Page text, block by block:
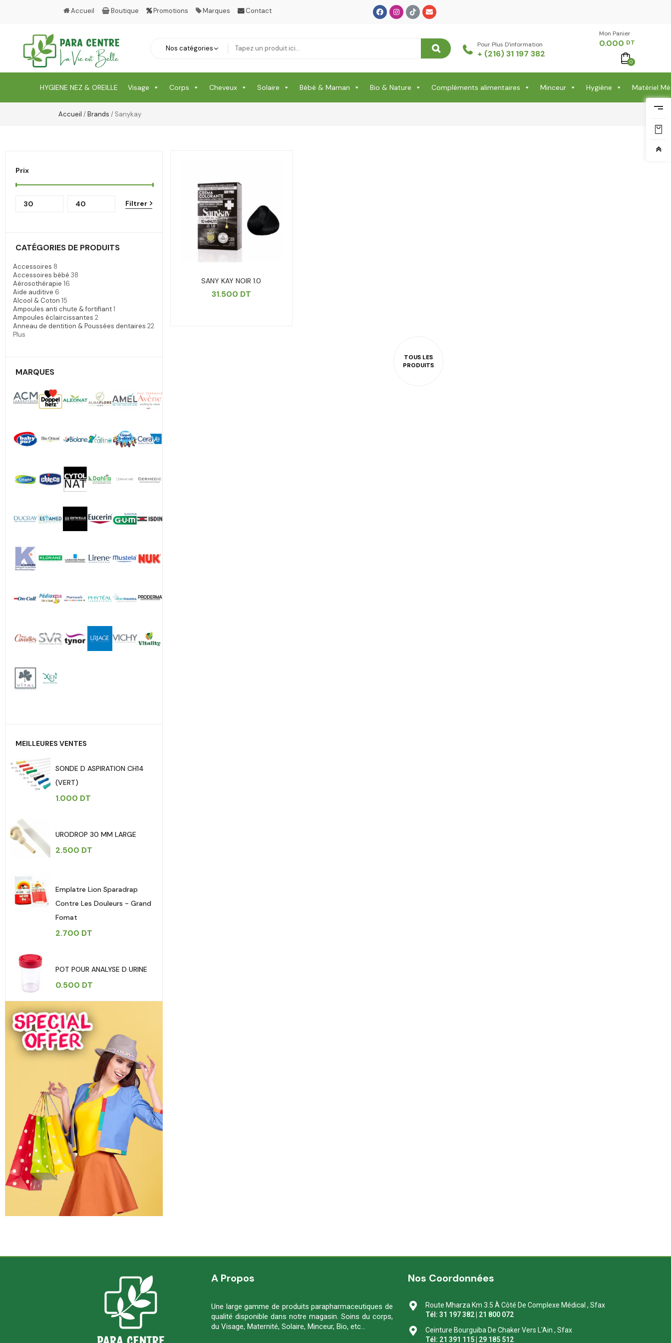
Accueil Boutique Promotions Marques Contact
Pour Plus D'information
+ (216) 31 197 382
Mon Panier -
0.000 DT
0
HYGIENE NEZ & OREILLE Visage Corps Cheveux Solaire Bébé & Maman Bio & Nature Compléments alimentaires Minceur Hygiène Matériel
Accueil /Brands / Sanykay
Prix
Filtrer
CATÉGORIES DE PRODUITS
Accessoires 8
Accessoires bébé 38
Aérosothérapie 16
Aide auditive 6
Alcool & Coton 15
Ampoules anti chute & fortifiant1
Ampoules éclaircissantes 2
Anneau de dentition & Poussées dentaires 22
Plus
MARQUES
MEILLEURES VENTES
SONDE D ASPIRATION CH14
(VERT)
1.000 DT
URODROP 30 MM LARGE
2.500 DT
Emplatre Lion Sparadrap
Contre Les Douleurs - Grand
Fomat
2.700 DT
POT POUR ANALYSE D URINE
0.500 DT
SANY KAY NOIR 1.0
31.500 DT
A Propos
Une large gamme de produits parapharmaceutiques de
qualité disponible dans notre magasin. Soins du corps,
du Visage, Maternité, Solaire, Minceur, Bio, etc…
Nos Coordonnées
Route Mharza Km 3.5 À Côté De Complexe Médical , Sfax
Tél: 31 197 382 | 21 800 072
Ceinture Bourguiba De Chaker Vers L'Ain , Sfax
Tél: 21 391 115 | 29 185 512